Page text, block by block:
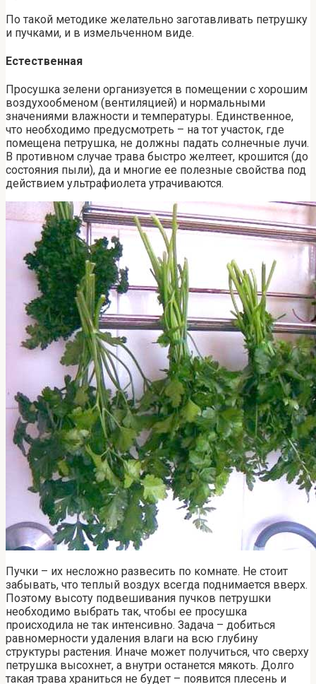
По такой методике желательно заготавливать петрушку
и пучками, и в измельченном виде.
Естественная
Просушка зелени организуется в помещении с хорошим
воздухообменом (вентиляцией) и нормальными
значениями влажности и температуры. Единственное,
что необходимо предусмотреть – на тот участок, где
помещена петрушка, не должны падать солнечные лучи.
В противном случае трава быстро желтеет, крошится (до
состояния пыли), да и многие ее полезные свойства под
действием ультрафиолета утрачиваются.
Пучки – их несложно развесить по комнате. Не стоит
забывать, что теплый воздух всегда поднимается вверх.
Поэтому высоту подвешивания пучков петрушки
необходимо выбрать так, чтобы ее просушка
происходила не так интенсивно. Задача – добиться
равномерности удаления влаги на всю глубину
структуры растения. Иначе может получиться, что сверху
петрушка высохнет, а внутри останется мякоть. Долго
такая трава храниться не будет – появится плесень и